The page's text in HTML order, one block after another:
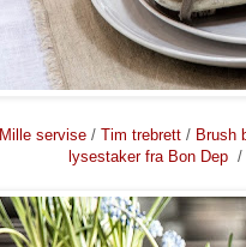
Mille servise / Tim trebrett / Brush
lysestaker fra Bon Dep /